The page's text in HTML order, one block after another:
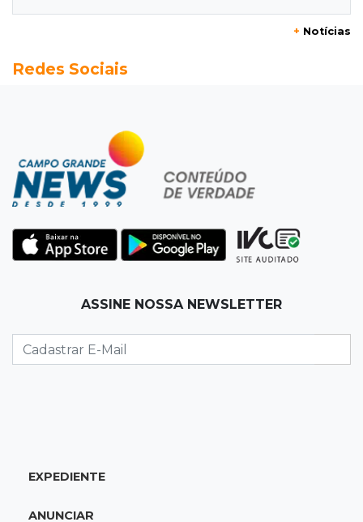
Adriane relata violência política e reforça
Amigos se despedem de Scalise e recordam
criatividade sem limites
Trajetória de membros do PCC revela
presença em metade dos presídios de MS
Trânsito
homicídio
11:34Disputa acirrada
+ Notícias
Redes Sociais
ASSINE NOSSA NEWSLETTER
EXPEDIENTE
ANUNCIAR